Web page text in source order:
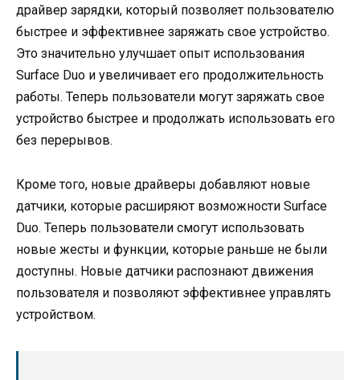
драйвер зарядки, который позволяет пользователю
быстрее и эффективнее заряжать свое устройство.
Это значительно улучшает опыт использования
Surface Duo и увеличивает его продолжительность
работы. Теперь пользователи могут заряжать свое
устройство быстрее и продолжать использовать его
без перерывов.
Кроме того, новые драйверы добавляют новые
датчики, которые расширяют возможности Surface
Duo. Теперь пользователи смогут использовать
новые жесты и функции, которые раньше не были
доступны. Новые датчики распознают движения
пользователя и позволяют эффективнее управлять
устройством.